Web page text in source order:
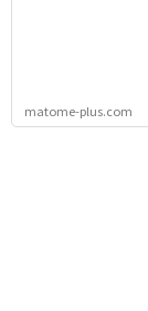
matome-plus.com